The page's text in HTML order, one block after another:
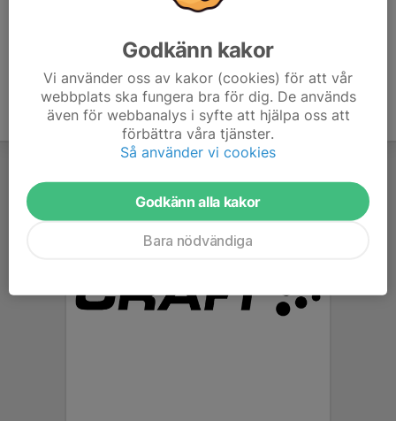
Godkänn kakor
Vi använder oss av kakor (cookies) för att vår
webbplats ska fungera bra för dig. De används
även för webbanalys i syfte att hjälpa oss att
förbättra våra tjänster.
Så använder vi cookies
Godkänn alla kakor
Bara nödvändiga